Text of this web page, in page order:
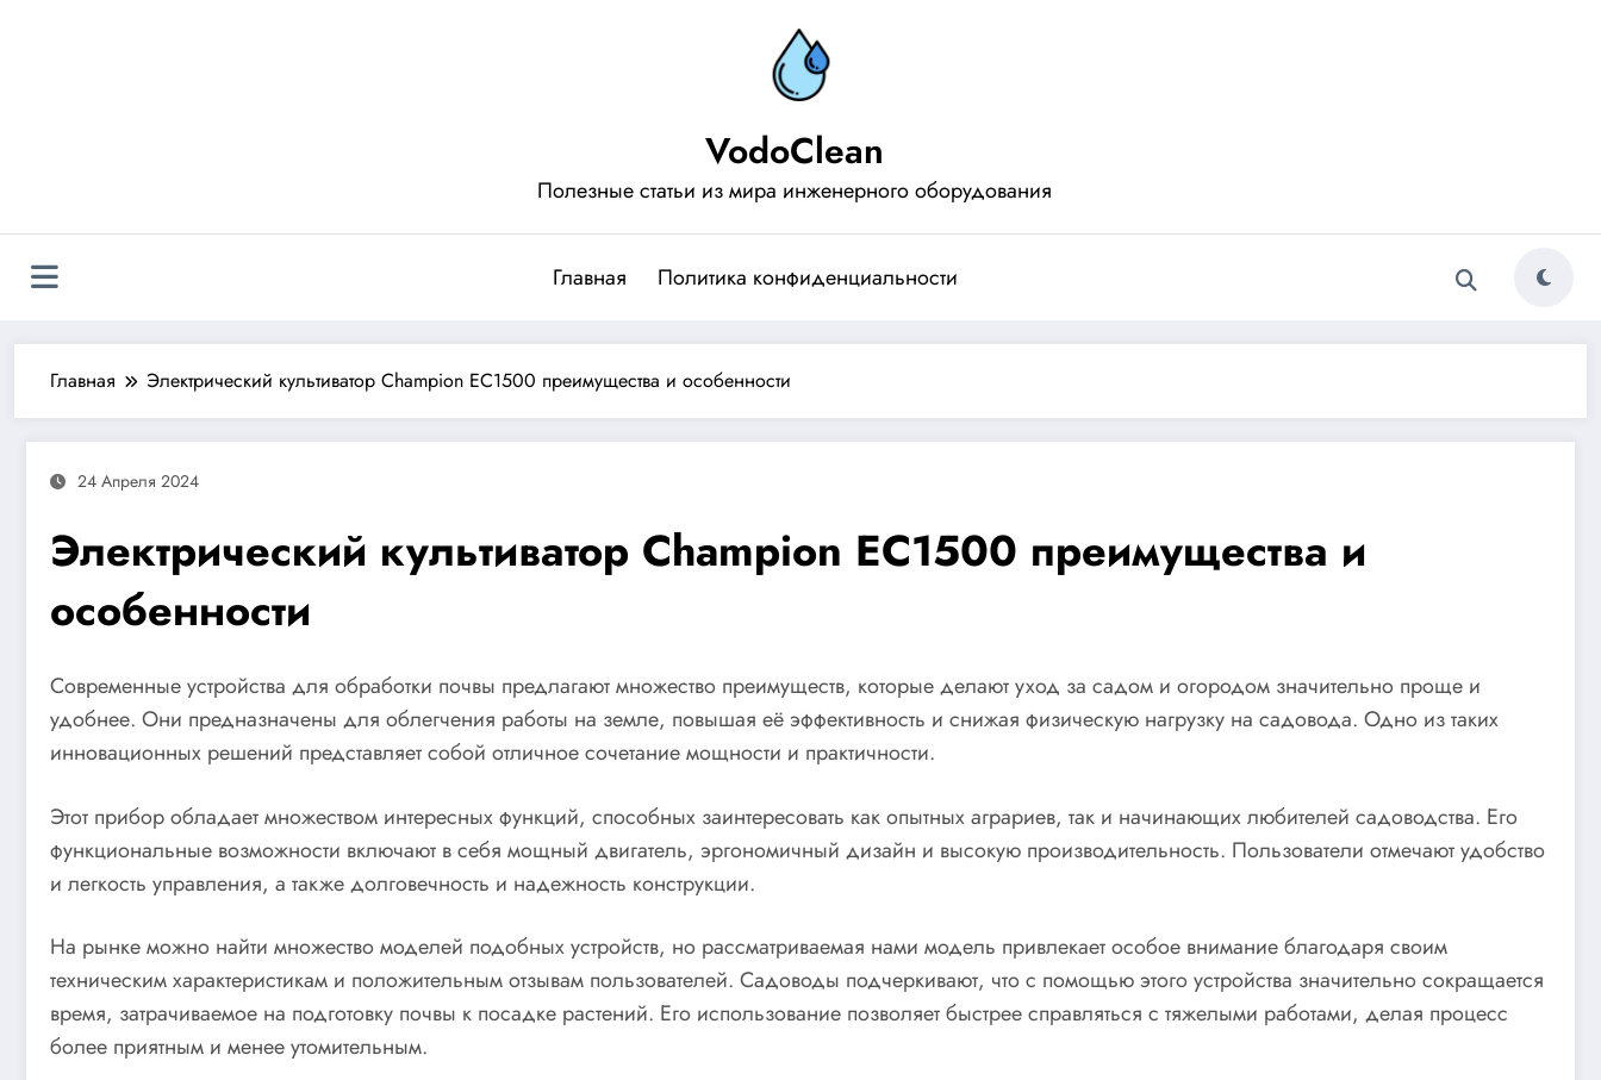
VodoClean
Полезные статьи из мира инженерного оборудования
Главная Политика конфиденциальности
Главная Электрический культиватор Champion EC1500 преимущества и особенности
24 Апреля 2024
Электрический культиватор Champion EC1500 преимущества и
особенности
Современные устройства для обработки почвы предлагают множество преимуществ, которые делают уход за садом и огородом значительно проще и
удобнее. Они предназначены для облегчения работы на земле, повышая её эффективность и снижая физическую нагрузку на садовода. Одно из таких
инновационных решений представляет собой отличное сочетание мощности и практичности.
Этот прибор обладает множеством интересных функций, способных заинтересовать как опытных аграриев, так и начинающих любителей садоводства. Его
функциональные возможности включают в себя мощный двигатель, эргономичный дизайн и высокую производительность. Пользователи отмечают удобство
и легкость управления, а также долговечность и надежность конструкции.
На рынке можно найти множество моделей подобных устройств, но рассматриваемая нами модель привлекает особое внимание благодаря своим
техническим характеристикам и положительным отзывам пользователей. Садоводы подчеркивают, что с помощью этого устройства значительно сокращается
время, затрачиваемое на подготовку почвы к посадке растений. Его использование позволяет быстрее справляться с тяжелыми работами, делая процесс
более приятным и менее утомительным.